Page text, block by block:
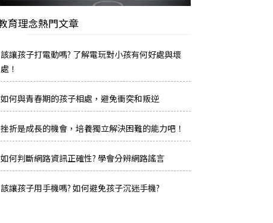
育理念熱門文章
該讓孩子打電動嗎? 了解電玩對小孩有何好處與壞
處！
如何與青春期的孩子相處，避免衝突和叛逆
挫折是成長的機會，培養獨立解決困難的能力吧！
如何判斷網路資訊正確性? 學會分辨網路謠言
該讓孩子用手機嗎? 如何避免孩子沉迷手機?